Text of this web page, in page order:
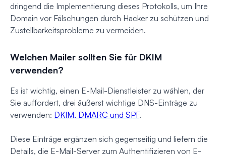
dringend die Implementierung dieses Protokolls, um Ihre
Domain vor Fälschungen durch Hacker zu schützen und
Zustellbarkeitsprobleme zu vermeiden.
Welchen Mailer sollten Sie für DKIM
verwenden?
Es ist wichtig, einen E-Mail-Dienstleister zu wählen, der
Sie auffordert, drei äußerst wichtige DNS-Einträge zu
verwenden: DKIM, DMARC und SPF.
Diese Einträge ergänzen sich gegenseitig und liefern die
Details, die E-Mail-Server zum Authentifizieren von E-